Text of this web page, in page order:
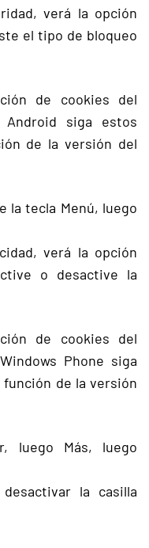
verá la opción
el tipo de bloqueo
de cookies del
Android siga estos
de la versión del
la tecla Menú, luego
verá la opción
o desactive la
de cookies del
Phone siga
de la versión
Más, luego
la casilla